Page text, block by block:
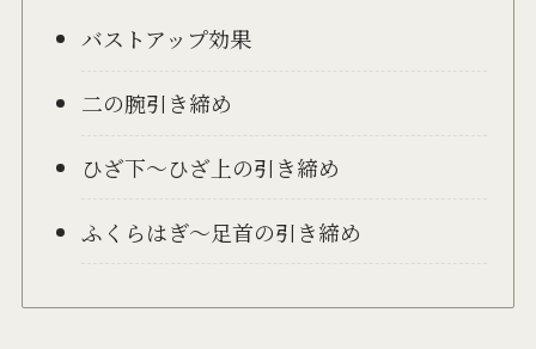
バストアップ効果
二の腕引き締め
ひざ下～ひざ上の引き締め
ふくらはぎ～足首の引き締め